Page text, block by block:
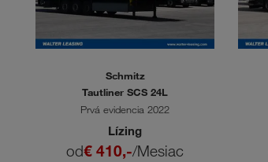
Schmitz
Tautliner SCS 24L
Prvá evidencia 2022
Lízing
od€ 410,-/Mesiac